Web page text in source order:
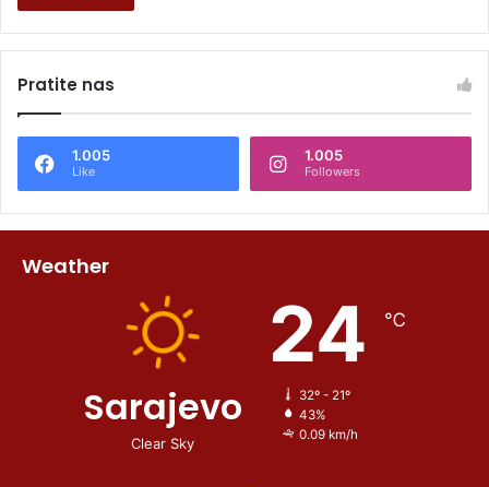
Pratite nas
1.005
Like
1.005
Followers
Weather
Sarajevo
Clear Sky
24 ℃
32º - 21º
43%
0.09 km/h